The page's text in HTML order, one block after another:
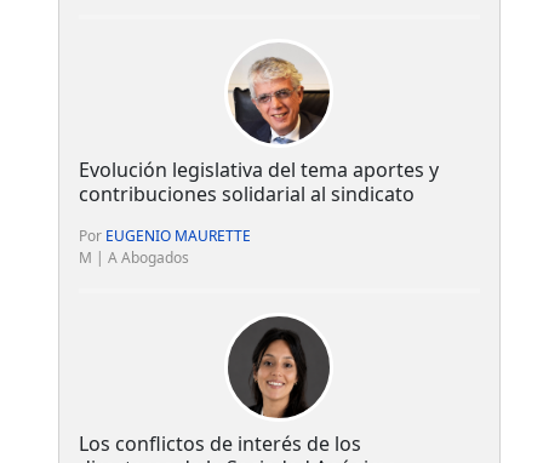
Evolución legislativa del tema aportes y
contribuciones solidarial al sindicato
Por EUGENIO MAURETTE
M | A Abogados
Los conflictos de interés de los